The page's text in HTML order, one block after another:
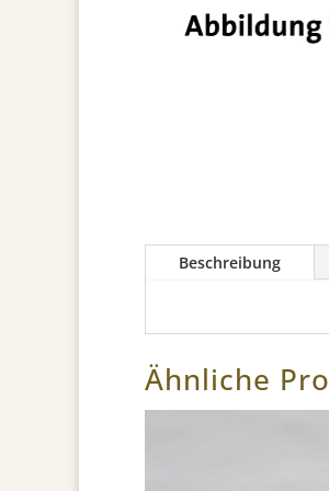
Beschreibung
Ähnliche